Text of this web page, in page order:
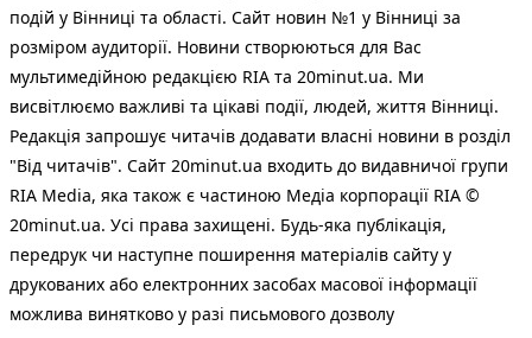
подій у Вінниці та області. Сайт новин №1 у Вінниці за
розміром аудиторії. Новини створюються для Вас
мультимедійною редакцією RIA та 20minut.ua. Ми
висвітлюємо важливі та цікаві події, людей, життя Вінниці.
Редакція запрошує читачів додавати власні новини в розділ
"Від читачів". Сайт 20minut.ua входить до видавничої групи
RIA Media, яка також є частиною Медіа корпорації RIA ©
20minut.ua. Усі права захищені. Будь-яка публiкацiя,
передрук чи наступне поширення матеріалів сайту у
друкованих або електронних засобах масової інформації
можлива винятково у разі письмового дозволу